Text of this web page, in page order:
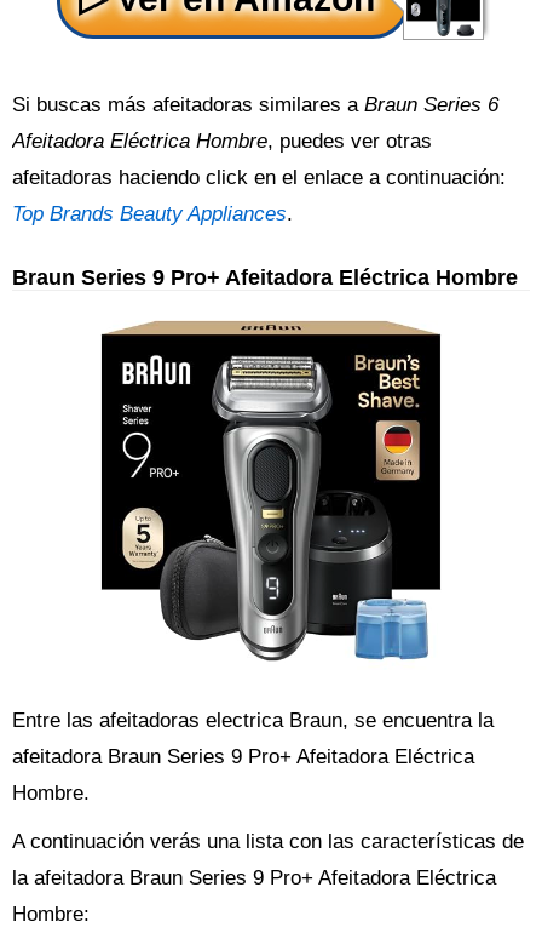
Si buscas más afeitadoras similares a Braun Series 6
Afeitadora Eléctrica Hombre, puedes ver otras
afeitadoras haciendo click en el enlace a continuación:
Top Brands Beauty Appliances.
Braun Series 9 Pro+ Afeitadora Eléctrica Hombre
Entre las afeitadoras electrica Braun, se encuentra la
afeitadora Braun Series 9 Pro+ Afeitadora Eléctrica
Hombre.
A continuación verás una lista con las características de
la afeitadora Braun Series 9 Pro+ Afeitadora Eléctrica
Hombre: